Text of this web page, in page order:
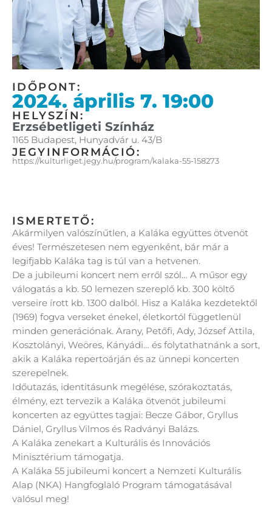
IDŐPONT:
2024. április 7. 19:00
HELYSZÍN:
Erzsébetligeti Színház
1165 Budapest, Hunyadvár u. 43/B
JEGYINFORMÁCIÓ:
https://kulturliget.jegy.hu/program/kalaka-55-158273
ISMERTETŐ:
Akármilyen valószínűtlen, a Kaláka együttes ötvenöt
éves! Természetesen nem egyenként, bár már a
legifjabb Kaláka tag is túl van a hetvenen.
De a jubileumi koncert nem erről szól… A műsor egy
válogatás a kb. 50 lemezen szereplő kb. 300 költő
verseire írott kb. 1300 dalból. Hisz a Kaláka kezdetektől
(1969) fogva verseket énekel, életkortól függetlenül
minden generációnak. Arany, Petőfi, Ady, József Attila,
Kosztolányi, Weöres, Kányádi… és folytathatnánk a sort,
akik a Kaláka repertoárján és az ünnepi koncerten
szerepelnek.
Időutazás, identitásunk megélése, szórakoztatás,
élmény, ezt tervezik a Kaláka ötvenöt jubileumi
koncerten az együttes tagjai: Becze Gábor, Gryllus
Dániel, Gryllus Vilmos és Radványi Balázs.
A Kaláka zenekart a Kulturális és Innovációs
Minisztérium támogatja.
A Kaláka 55 jubileumi koncert a Nemzeti Kulturális
Alap (NKA) Hangfoglaló Program támogatásával
valósul meg!